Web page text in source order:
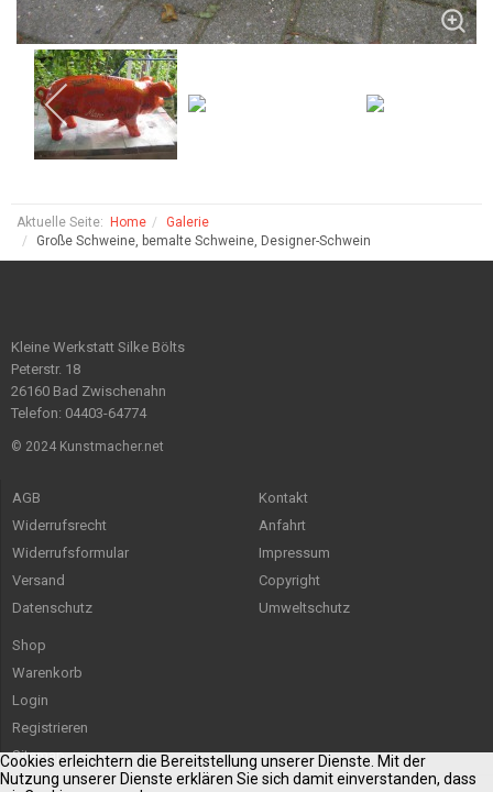
Aktuelle Seite: Home
Galerie
Große Schweine, bemalte Schweine, Designer-Schwein
Kleine Werkstatt Silke Bölts
Peterstr. 18
26160 Bad Zwischenahn
Telefon: 04403-64774
© 2024 Kunstmacher.net
AGB
Widerrufsrecht
Widerrufsformular
Versand
Datenschutz
Kontakt
Anfahrt
Impressum
Copyright
Umweltschutz
Shop
Warenkorb
Login
Registrieren
Sitemap
Cookies erleichtern die Bereitstellung unserer Dienste. Mit der
Nutzung unserer Dienste erklären Sie sich damit einverstanden, dass